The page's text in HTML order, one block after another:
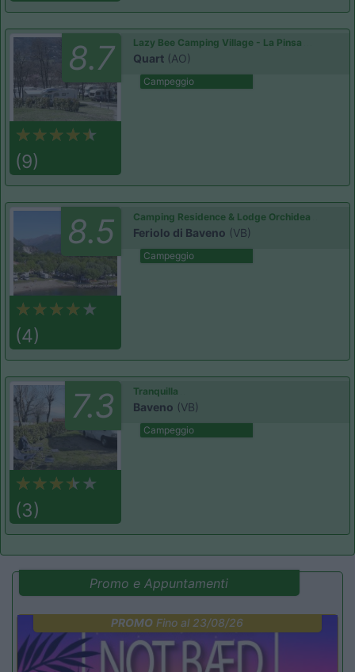
8.7
(9)
Lazy Bee Camping Village - La Pinsa
Quart (AO)
Campeggio
8.5
(4)
Camping Residence & Lodge Orchidea
Feriolo di Baveno (VB)
Campeggio
7.3
(3)
Tranquilla
Baveno (VB)
Campeggio
Promo e Appuntamenti
PROMO Fino al 23/08/26